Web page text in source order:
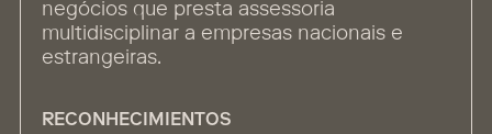
negócios que presta assessoria
multidisciplinar a empresas nacionais e
estrangeiras.
RECONHECIMIENTOS